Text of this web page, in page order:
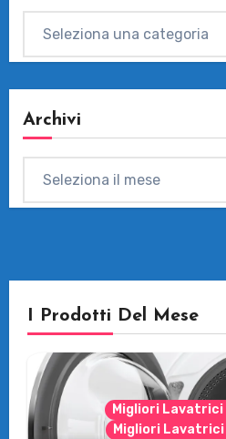
Archivi
I Prodotti Del Mese
Migliori Lavatrici
Migliori